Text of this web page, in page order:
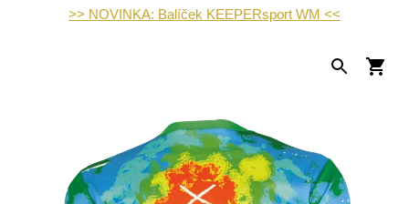
>> NOVINKA: Balíček KEEPERsport WM <<